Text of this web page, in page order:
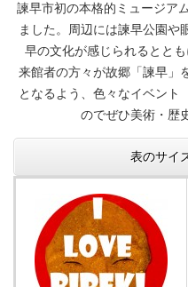
諫早市初の本格的ミュージア
ました。周辺には諫早公園や
早の文化が感じられるとと
来館者の方々が故郷「諫早」
となるよう、色々なイベント
のでぜひ美術・歴
表のサイ